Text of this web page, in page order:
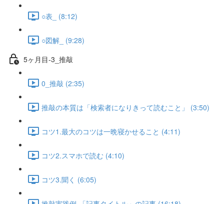
○表_ (8:12)
○図解_ (9:28)
5ヶ月目-3_推敲
0_推敲 (2:35)
推敲の本質は「検索者になりきって読むこと」 (3:50)
コツ1.最大のコツは一晩寝かせること (4:11)
コツ2.スマホで読む (4:10)
コツ3.聞く (6:05)